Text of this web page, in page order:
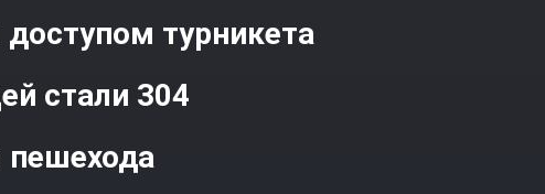
турникета
стали 304
пешехода